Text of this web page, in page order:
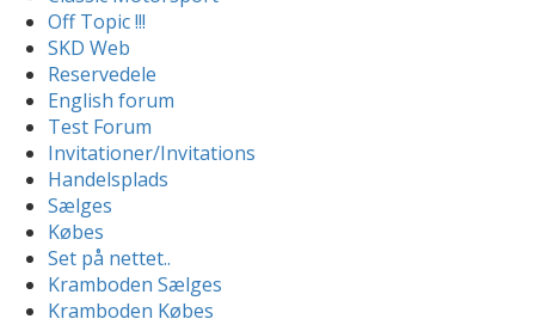
Off Topic !!!
SKD Web
Reservedele
English forum
Test Forum
Invitationer/Invitations
Handelsplads
Sælges
Købes
Set på nettet..
Kramboden Sælges
Kramboden Købes